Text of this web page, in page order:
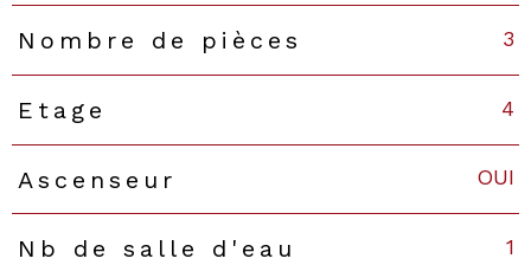
Nombre de pièces 3
Etage 4
Ascenseur OUI
Nb de salle d'eau 1